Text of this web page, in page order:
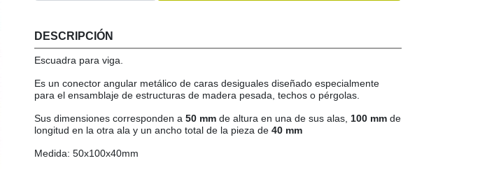
DESCRIPCIÓN
Escuadra para viga.
Es un conector angular metálico de caras desiguales diseñado especialmente
para el ensamblaje de estructuras de madera pesada, techos o pérgolas.
Sus dimensiones corresponden a 50 mm de altura en una de sus alas, 100 mm de
longitud en la otra ala y un ancho total de la pieza de 40 mm
Medida: 50x100x40mm